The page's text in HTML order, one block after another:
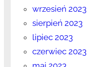
wrzesień 2023
sierpień 2023
lipiec 2023
czerwiec 2023